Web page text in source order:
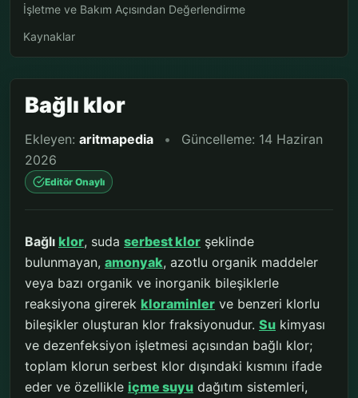
İşletme ve Bakım Açısından Değerlendirme
Kaynaklar
Bağlı klor
Ekleyen: aritmapedia •
Güncelleme: 14 Haziran
2026
Editör Onaylı
Bağlı klor, suda serbest klor şeklinde
bulunmayan, amonyak, azotlu organik maddeler
veya bazı organik ve inorganik bileşiklerle
reaksiyona girerek kloraminler ve benzeri klorlu
bileşikler oluşturan klor fraksiyonudur. Su kimyası
ve dezenfeksiyon işletmesi açısından bağlı klor;
toplam klorun serbest klor dışındaki kısmını ifade
eder ve özellikle içme suyu dağıtım sistemleri,